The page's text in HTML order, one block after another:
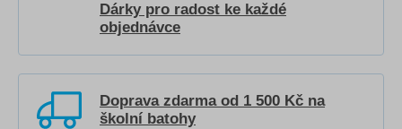
Dárky pro radost ke každé
objednávce
Doprava zdarma od 1 500 Kč na
školní batohy